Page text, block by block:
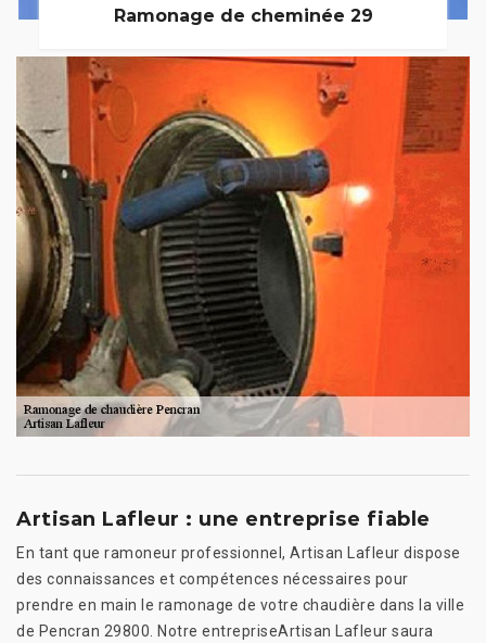
Ramonage de cheminée 29
Artisan Lafleur : une entreprise fiable
En tant que ramoneur professionnel, Artisan Lafleur dispose
des connaissances et compétences nécessaires pour
prendre en main le ramonage de votre chaudière dans la ville
de Pencran 29800. Notre entrepriseArtisan Lafleur saura